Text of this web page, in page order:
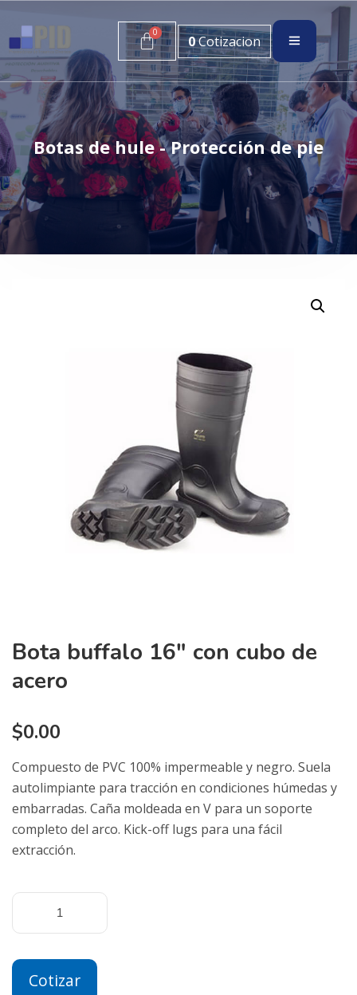
0Cotizacion
Botas de hule - Protección de pie
Bota buffalo 16″ con cubo de
acero
$0.00
Compuesto de PVC 100% impermeable y negro. Suela
autolimpiante para tracción en condiciones húmedas y
embarradas. Caña moldeada en V para un soporte
completo del arco. Kick-off lugs para una fácil
extracción.
Cotizar